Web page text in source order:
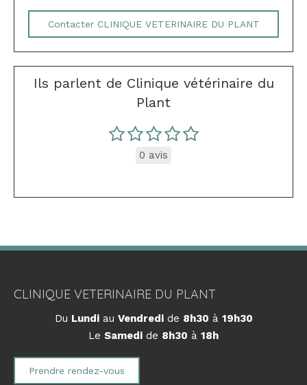
Contacter CLINIQUE VETERINAIRE DU PLANT
Ils parlent de Clinique vétérinaire du
Plant
0 avis
CLINIQUE VETERINAIRE DU PLANT
Du Lundiau Vendredide 8h30 à 19h30
Le Samedi de 8h30 à 18h
Prendre rendez-vous